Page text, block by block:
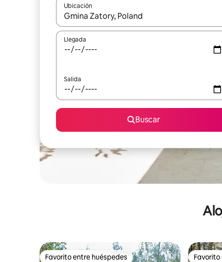
Ubicación
Cuando los resultados estén disponibles, podrás
Llegada
Salida
Buscar
Favorito entre huéspedes